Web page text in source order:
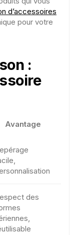
d’accessoires
pour votre
:
Avantage
des